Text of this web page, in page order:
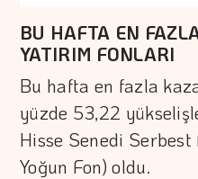
BU HAFTA EN
YATIRIM FONLARI
Bu hafta en fazla
yüzde 53,22
Hisse Senedi Serbest
Yoğun Fon) oldu.